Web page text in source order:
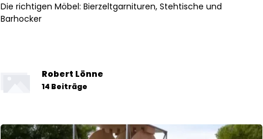
Die richtigen Möbel: Bierzeltgarnituren, Stehtische und
Barhocker
Robert Lönne
14 Beiträge